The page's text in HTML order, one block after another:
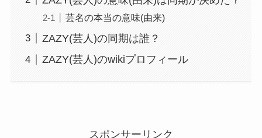
芸名の本当の意味(由来)
ZAZY(芸人)の同期は誰？
ZAZY(芸人)のwikiプロフィール
スポンサーリンク